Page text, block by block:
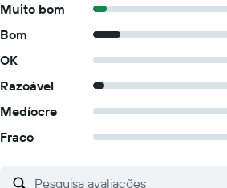
Muito bom
Bom
OK
Razoável
Medíocre
Fraco